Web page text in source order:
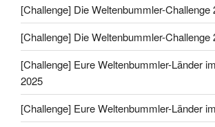
[Challenge] Die Weltenbummler-Challenge
[Challenge] Die Weltenbummler-Challenge
[Challenge] Eure Weltenbummler-Länder
2025
[Challenge] Eure Weltenbummler-Länder